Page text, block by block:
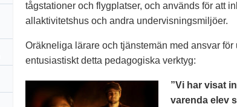
tågstationer och flygplatser, och används för att
allaktivitetshus och andra undervisningsmiljöer.
Oräkneliga lärare och tjänstemän med ansvar
entusiastiskt detta pedagogiska verktyg:
”Vi har visat
varenda elev